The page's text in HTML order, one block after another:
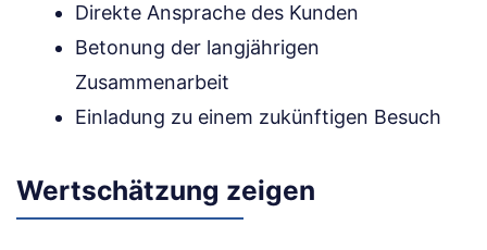
Direkte Ansprache des Kunden
Betonung der langjährigen
Zusammenarbeit
Einladung zu einem zukünftigen Besuch
Wertschätzung zeigen